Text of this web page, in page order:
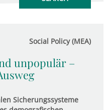
Social Policy (MEA)
unpopulär –
Sicherungssysteme